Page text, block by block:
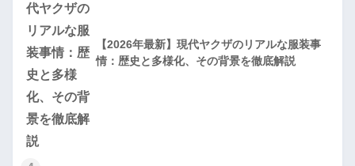
【2026年最新】現代ヤクザのリアルな服装事
情：歴史と多様化、その背景を徹底解説